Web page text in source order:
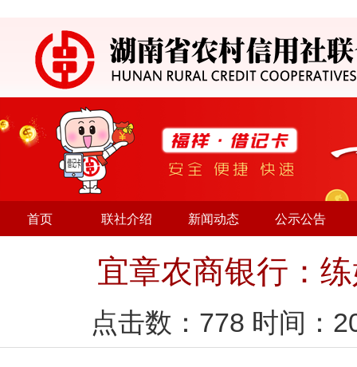
首页 联社介绍 新闻动态 公示公告
宜章农商银行：
点击数： 778 时间：